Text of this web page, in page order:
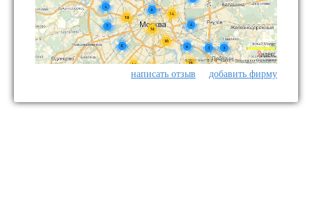
написать отзыв добавить фирму